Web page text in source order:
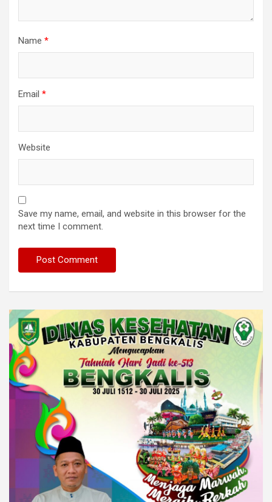
Name *
Email *
Website
Save my name, email, and website in this browser for the
next time I comment.